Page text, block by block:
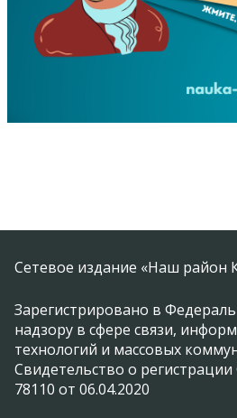
Сетевое издание «Наш район
Зарегистрировано в
надзору в сфере связи,
технологий и массовых
Свидетельство о
78110 от 06.04.2020